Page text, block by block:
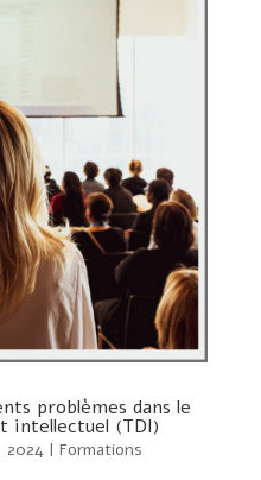
problèmes dans le
intellectuel (TDI)
2024| Formations